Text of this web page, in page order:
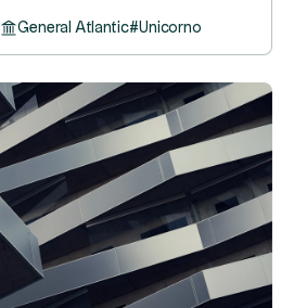
General Atlantic#Unicorno